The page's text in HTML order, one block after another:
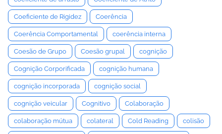
Coeficiente de Rigidez Coerência
Coerência Comportamental coerência interna
Coesão de Grupo Coesão grupal cognição
Cognição Corporificada cognição humana
cognição incorporada cognição social
cognição veicular Cognitivo Colaboração
colaboração mútua colateral Cold Reading colisão